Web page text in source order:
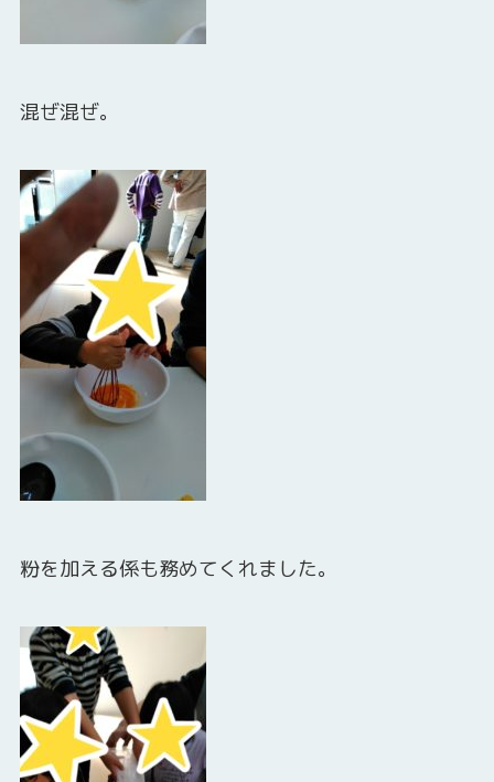
混ぜ混ぜ。
粉を加える係も務めてくれました。